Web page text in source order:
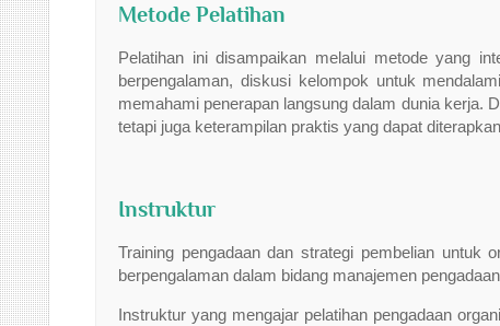
Metode Pelatihan
Pelatihan ini disampaikan melalui metode yang
berpengalaman, diskusi kelompok untuk
memahami penerapan langsung dalam dunia kerja.
tetapi juga keterampilan praktis yang dapat
Instruktur
Training pengadaan dan strategi pembelian untuk
berpengalaman dalam bidang manajemen
Instruktur yang mengajar pelatihan pengadaan